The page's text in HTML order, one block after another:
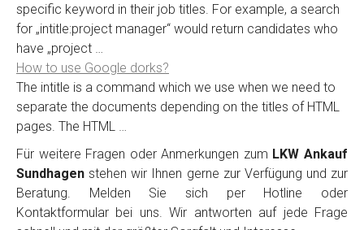
specific keyword in their job titles. For example, a search
for „intitle:project manager“ would return candidates who
have „project …
How to use Google dorks?
The intitle is a command which we use when we need to
separate the documents depending on the titles of HTML
pages. The HTML …
Für weitere Fragen oder Anmerkungen zum LKW Ankauf
Sundhagenstehen wir Ihnen gerne zur Verfügung und zur
Beratung. Melden Sie sich per Hotline oder
Kontaktformular bei uns. Wir antworten auf jede Frage